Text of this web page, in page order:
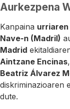
Aurkezpena
Kanpaina urriaren
Nave-n (Madril)
Madrid
Aintzane Encinas
Beatriz Álvarez
diskriminazioaren
dute.